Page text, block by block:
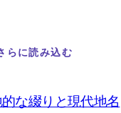
らに読み込む
な綴りと現代地名